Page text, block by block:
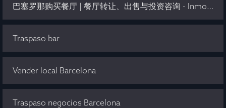
巴塞罗那购买餐厅 | 餐厅转让、出售与投资咨询 - Inmo Olaya
Traspaso bar
Vender local Barcelona
Traspaso negocios Barcelona